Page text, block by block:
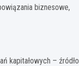
biznesowe,
kapitałowych – źródło